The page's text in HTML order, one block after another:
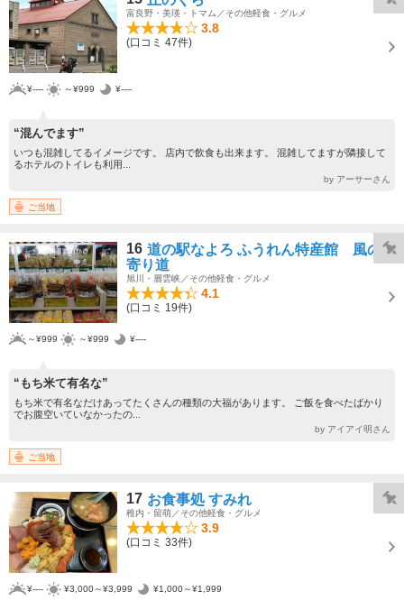
富良野・美瑛・トマム／その他軽食・グルメ
3.8
(口コミ 47件)
¥---- ～¥999 ¥----
“混んでます”
いつも混雑してるイメージです。 店内で飲食も出来ます。 混雑してますが隣接して
るホテルのトイレも利用...
by アーサーさん
ご当地
16 道の駅なよろ ふうれん特産館 風の
寄り道
旭川・層雲峡／その他軽食・グルメ
4.1
(口コミ 19件)
～¥999 ～¥999 ¥----
“もち米て有名な”
もち米で有名なだけあってたくさんの種類の大福があります。 ご飯を食べたばかり
でお腹空いていなかったの...
by アイアイ明さん
ご当地
17 お食事処 すみれ
稚内・留萌／その他軽食・グルメ
3.9
(口コミ 33件)
¥---- ¥3,000～¥3,999 ¥1,000～¥1,999